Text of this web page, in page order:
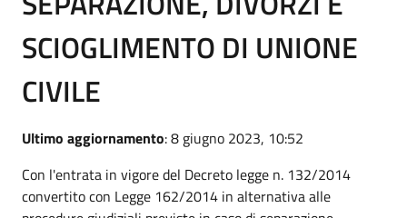
SCIOGLIMENTO DI UNIONE
CIVILE
Ultimo aggiornamento: 8 giugno 2023, 10:52
Con l'entrata in vigore del Decreto legge n. 132/2014
convertito con Legge 162/2014 in alternativa alle